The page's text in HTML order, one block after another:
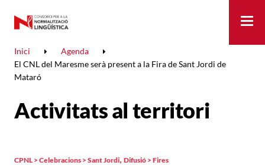
Inici
Agenda
El CNL del Maresme serà present a la Fira de Sant Jordi de
Mataró
Activitats al territori
CPNL > Celebracions > Sant Jordi, Difusió > Fires